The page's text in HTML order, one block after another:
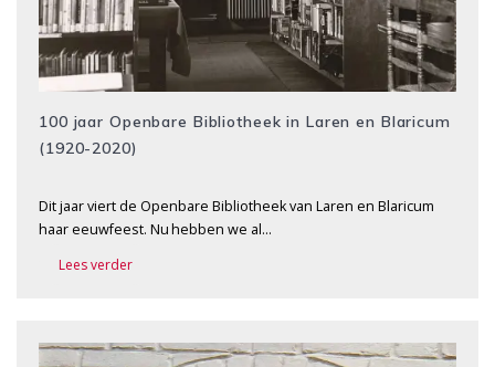
100 jaar Openbare Bibliotheek in Laren en Blaricum
(1920-2020)
Dit jaar viert de Openbare Bibliotheek van Laren en Blaricum
haar eeuwfeest. Nu hebben we al…
Lees verder